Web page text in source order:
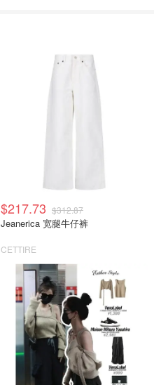
$217.73 $312.87
Jeanerica 宽腿牛仔裤
CETTIRE